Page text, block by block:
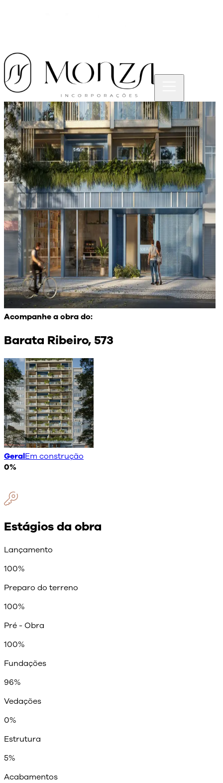
Acompanhe a obra do:
Barata Ribeiro, 573
GeralEm construção
0%
Estágios da obra
Lançamento
100%
Preparo do terreno
100%
Pré - Obra
100%
Fundações
96%
Vedações
0%
Estrutura
5%
Acabamentos